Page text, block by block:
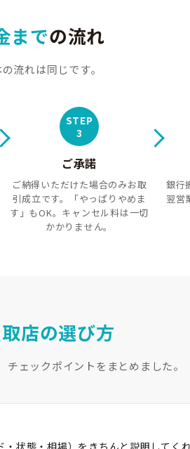
までの流れ
流れは同じです。
STEP
3
ご承諾
ご納得いただけた場合のみお取
引成立です。「やっぱりやめま
す」もOK。キャンセル料は一切
かかりません。
銀行
翌営
店の選び方
チェックポイントをまとめました。
状態・相場）をきちんと説明してく